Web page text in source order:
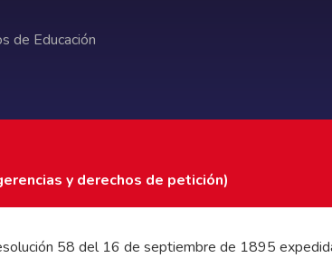
de Educación
y derechos de petición)
58 del 16 de septiembre de 1895